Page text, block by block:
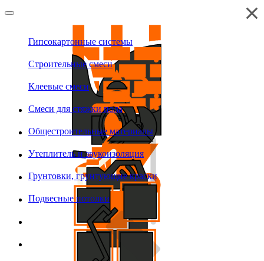
Гипсокартонные системы
Строительные смеси
Клеевые смеси
Смеси для стяжки пола
Общестроительные материалы
Утеплитель и звукоизоляция
Грунтовки, грунтующие краски
Подвесные потолки